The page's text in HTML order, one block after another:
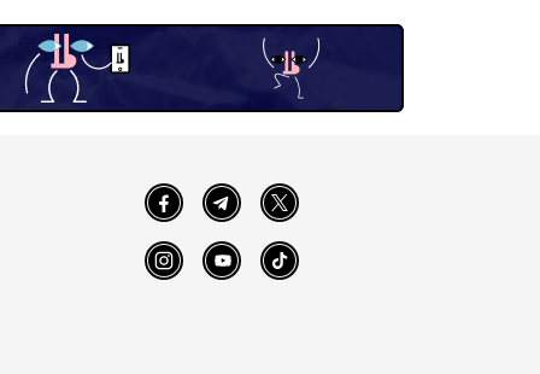
FacebookTelegram Twitter
InstagramYouTube TikTok